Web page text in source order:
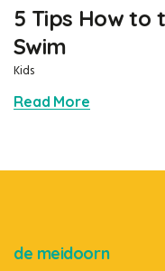
5 Tips How to
Swim
Kids
Read More
de meidoorn